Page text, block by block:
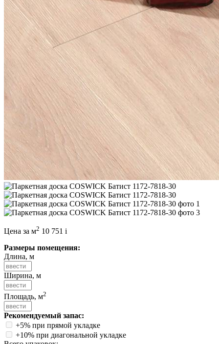
Цена за м2 10 751 i
Размеры помещения:
Длина, м
Ширина, м
Площадь, м2
Рекомендуемый запас:
+5% при прямой укладке
+10% при диагональной укладке